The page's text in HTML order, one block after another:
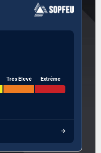
Très Élevé Extrême